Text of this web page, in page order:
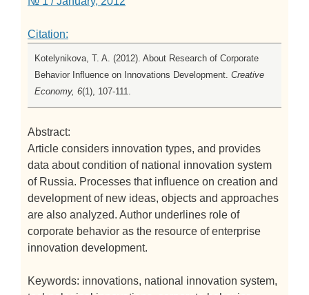
Citation:
Kotelynikova, T. A. (2012). About Research of Corporate
Behavior Influence on Innovations Development. Creative
Economy, 6(1), 107-111.
Abstract:
Article considers innovation types, and provides
data about condition of national innovation system
of Russia. Processes that influence on creation and
development of new ideas, objects and approaches
are also analyzed. Author underlines role of
corporate behavior as the resource of enterprise
innovation development.
Keywords: innovations, national innovation system,